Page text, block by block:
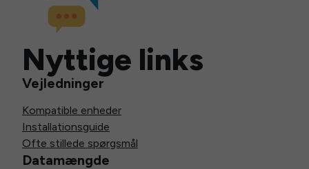
Nyttige links
Vejledninger
Kompatible enheder
Installationsguide
Ofte stillede spørgsmål
Datamængde